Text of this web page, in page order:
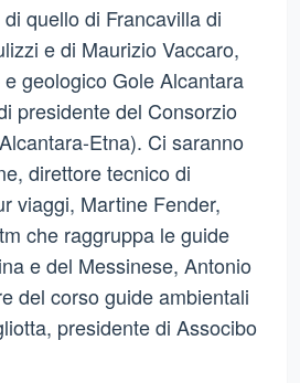
quello di Francavilla di
e di Maurizio Vaccaro,
geologico Gole Alcantara
presidente del Consorzio
Etna). Ci saranno
direttore tecnico di
viaggi, Martine Fender,
che raggruppa le guide
e del Messinese, Antonio
del corso guide ambientali
presidente di Associbo